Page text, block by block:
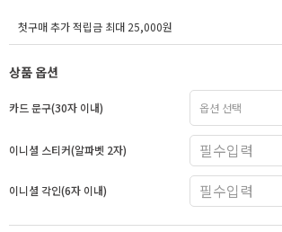
첫구매 추가 적립금 최대 25,000원
상품 옵션
카드 문구(30자 이내)
이니셜 스티커(알파벳 2자)
이니셜 각인(6자 이내)